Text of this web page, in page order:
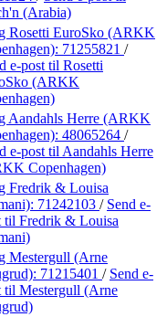
(Arabia)
Rosetti EuroSko (ARKK
71255821 /
e-post til Rosetti
(ARKK
Aandahls Herre (ARKK
48065264 /
e-post til Aandahls Herre
Copenhagen)
Fredrik & Louisa
71242103 / Send e-
til Fredrik & Louisa
Mestergull (Arne
71215401 / Send e-
til Mestergull (Arne